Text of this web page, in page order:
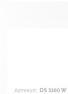
Артикул: DS 3160 W